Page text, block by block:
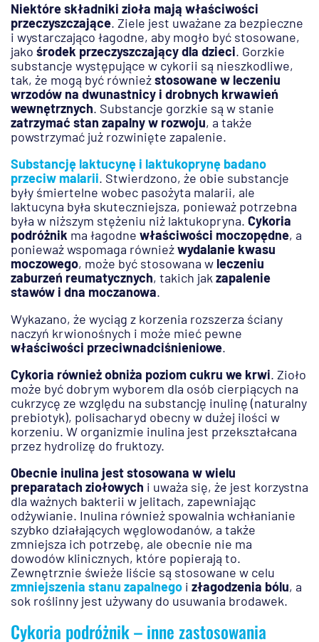
Niektóre składniki zioła mają właściwości
przeczyszczające. Ziele jest uważane za bezpieczne
i wystarczająco łagodne, aby mogło być stosowane,
jako środek przeczyszczający dla dzieci. Gorzkie
substancje występujące w cykorii są nieszkodliwe,
tak, że mogą być równieżstosowane w leczeniu
wrzodów na dwunastnicy i drobnych krwawień
wewnętrznych. Substancje gorzkie są w stanie
zatrzymać stan zapalny w rozwoju, a także
powstrzymać już rozwinięte zapalenie.
Substancję laktucynę i laktukoprynę badano
przeciw malarii. Stwierdzono, że obie substancje
były śmiertelne wobec pasożyta malarii, ale
laktucyna była skuteczniejsza, ponieważ potrzebna
była w niższym stężeniu niż laktukopryna. Cykoria
podróżnik ma łagodne właściwości moczopędne, a
ponieważ wspomaga równieżwydalanie kwasu
moczowego, może być stosowana w leczeniu
zaburzeń reumatycznych, takich jak zapalenie
stawów i dna moczanowa.
Wykazano, że wyciąg z korzenia rozszerza ściany
naczyń krwionośnych i może mieć pewne
właściwości przeciwnadciśnieniowe.
Cykoria również obniża poziom cukru we krwi. Zioło
może być dobrym wyborem dla osób cierpiących na
cukrzycę ze względu na substancję inulinę (naturalny
prebiotyk), polisacharyd obecny w dużej ilości w
korzeniu. W organizmie inulina jest przekształcana
przez hydrolizę do fruktozy.
Obecnie inulina jest stosowana w wielu
preparatach ziołowych i uważa się, że jest korzystna
dla ważnych bakterii w jelitach, zapewniając
odżywianie. Inulina również spowalnia wchłanianie
szybko działających węglowodanów, a także
zmniejsza ich potrzebę, ale obecnie nie ma
dowodów klinicznych, które popierają to.
Zewnętrznie świeże liście są stosowane w celu
zmniejszenia stanu zapalnego i złagodzenia bólu, a
sok roślinny jest używany do usuwania brodawek.
Cykoria podróżnik – inne zastosowania